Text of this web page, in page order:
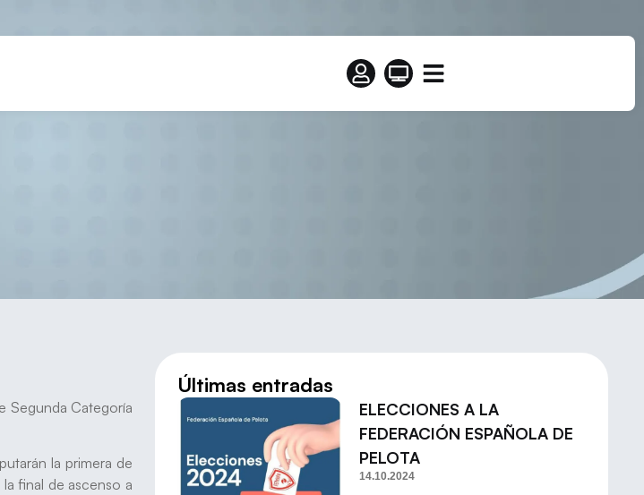
de España de 2ª categoría
Segunda Categoría
la primera de
final de ascenso a
Últimas entradas
ELECCIONES A LA
FEDERACIÓN ESPAÑOLA DE
PELOTA
14.10.2024